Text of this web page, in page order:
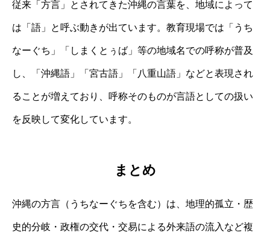
従来「方言」とされてきた沖縄の言葉を、地域によって
は「語」と呼ぶ動きが出ています。教育現場では「うち
なーぐち」「しまくとぅば」等の地域名での呼称が普及
し、「沖縄語」「宮古語」「八重山語」などと表現され
ることが増えており、呼称そのものが言語としての扱い
を反映して変化しています。
まとめ
沖縄の方言（うちなーぐちを含む）は、地理的孤立・歴
史的分岐・政権の交代・交易による外来語の流入など複